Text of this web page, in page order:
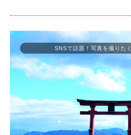
SNSで話題！写真を撮りた